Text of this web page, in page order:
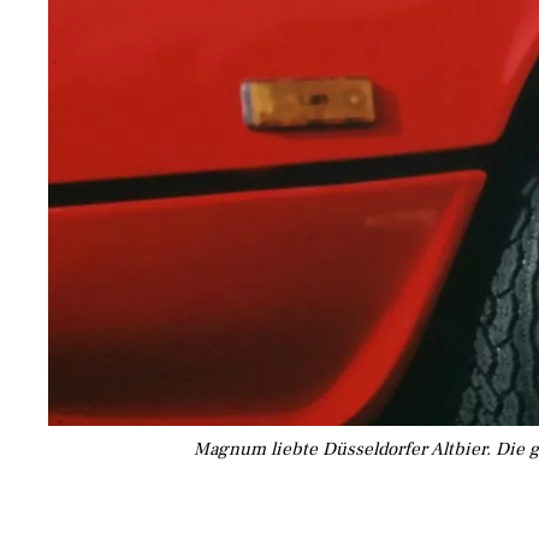
Magnum liebte Düsseldorfer Altbier. Die